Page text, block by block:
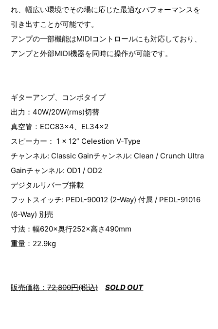
れ、幅広い環境でその場に応じた最適なパフォーマンスを
引き出すことが可能です。
アンプの一部機能はMIDIコントロールにも対応しており、
アンプと外部MIDI機器を同時に操作が可能です。
ギターアンプ、コンボタイプ
出力：40W/20W(rms)切替
真空管：ECC83×4、EL34×2
スピーカー： 1 × 12” Celestion V-Type
チャンネル: Classic Gainチャンネル: Clean / Crunch Ultra
Gainチャンネル: OD1 / OD2
デジタルリバーブ搭載
フットスイッチ: PEDL-90012 (2-Way) 付属 / PEDL-91016
(6-Way) 別売
寸法：幅620×奥行252×高さ490mm
重量：22.9kg
販売価格：72,800円(税込) SOLD OUT